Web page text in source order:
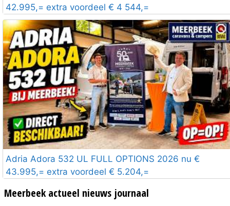
42.995,= extra voordeel € 4 544,=
Adria Adora 532 UL FULL OPTIONS 2026 nu €
43.995,= extra voordeel € 5.204,=
Meerbeek actueel nieuws journaal